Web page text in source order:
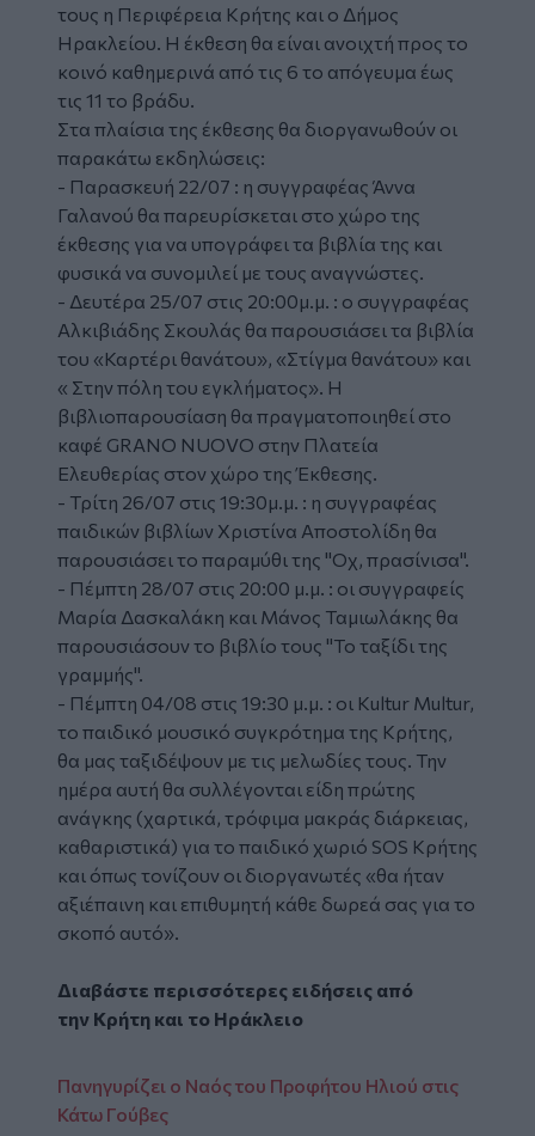
τους η Περιφέρεια Κρήτης και ο Δήμος
Ηρακλείου. Η έκθεση θα είναι ανοιχτή προς το
κοινό καθημερινά από τις 6 το απόγευμα έως
τις 11 το βράδυ.
Στα πλαίσια της έκθεσης θα διοργανωθούν οι
παρακάτω εκδηλώσεις:
- Παρασκευή 22/07 : η συγγραφέας Άννα
Γαλανού θα παρευρίσκεται στο χώρο της
έκθεσης για να υπογράφει τα βιβλία της και
φυσικά να συνομιλεί με τους αναγνώστες.
- Δευτέρα 25/07 στις 20:00μ.μ. : ο συγγραφέας
Αλκιβιάδης Σκουλάς θα παρουσιάσει τα βιβλία
του «Καρτέρι θανάτου», «Στίγμα θανάτου» και
« Στην πόλη του εγκλήματος». Η
βιβλιοπαρουσίαση θα πραγματοποιηθεί στο
καφέ GRANO NUOVO στην Πλατεία
Ελευθερίας στον χώρο της Έκθεσης.
- Τρίτη 26/07 στις 19:30μ.μ. : η συγγραφέας
παιδικών βιβλίων Χριστίνα Αποστολίδη θα
παρουσιάσει το παραμύθι της "Οχ, πρασίνισα".
- Πέμπτη 28/07 στις 20:00 μ.μ. : οι συγγραφείς
Μαρία Δασκαλάκη και Μάνος Ταμιωλάκης θα
παρουσιάσουν το βιβλίο τους "Το ταξίδι της
γραμμής".
- Πέμπτη 04/08 στις 19:30 μ.μ. : οι Kultur Multur,
το παιδικό μουσικό συγκρότημα της Κρήτης,
θα μας ταξιδέψουν με τις μελωδίες τους. Την
ημέρα αυτή θα συλλέγονται είδη πρώτης
ανάγκης (χαρτικά, τρόφιμα μακράς διάρκειας,
καθαριστικά) για το παιδικό χωριό SOS Κρήτης
και όπως τονίζουν οι διοργανωτές «θα ήταν
αξιέπαινη και επιθυμητή κάθε δωρεά σας για το
σκοπό αυτό».
Διαβάστε περισσότερες ειδήσεις από
την Κρήτη και το Ηράκλειο
Πανηγυρίζει ο Ναός του Προφήτου Ηλιού στις
Κάτω Γούβες